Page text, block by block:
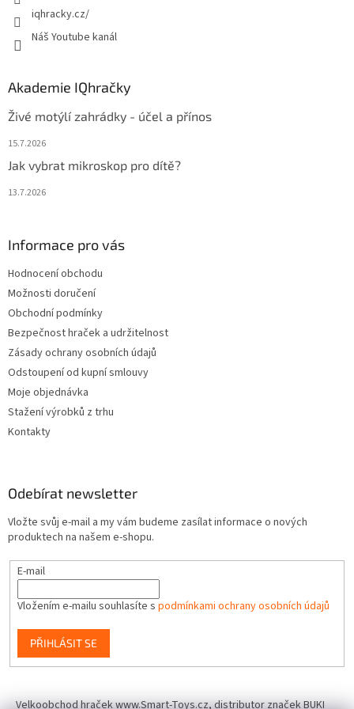
iqhracky.cz/
Náš Youtube kanál
Akademie IQhračky
Živé motýlí zahrádky - účel a přínos
15.7.2026
Jak vybrat mikroskop pro dítě?
13.7.2026
Informace pro vás
Hodnocení obchodu
Možnosti doručení
Obchodní podmínky
Bezpečnost hraček a udržitelnost
Zásady ochrany osobních údajů
Odstoupení od kupní smlouvy
Moje objednávka
Stažení výrobků z trhu
Kontakty
Odebírat newsletter
Vložte svůj e-mail a my vám budeme zasílat informace o nových
produktech na našem e-shopu.
E-mail
Vložením e-mailu souhlasíte s podmínkami ochrany osobních údajů
PŘIHLÁSIT SE
Velkoobchod hraček www.Smart-Toys.cz, distributor značek BUKI